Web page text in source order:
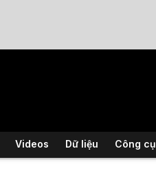
Videos Dữ liệu Công cụ